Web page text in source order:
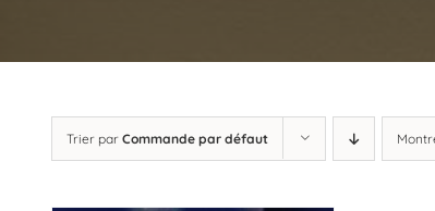
Trier par Commande par défaut